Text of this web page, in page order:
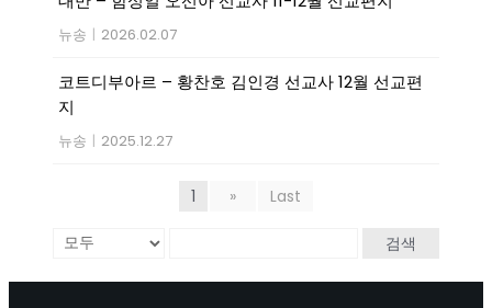
뉴송 | 2026.02.07
코트디부아르 – 황찬호 김인경 선교사 12월 선교편
지
뉴송 | 2025.12.27
1 » Last
검색